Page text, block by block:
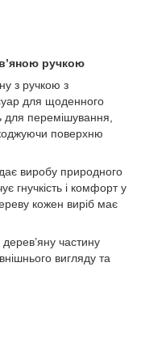
ручкою
з ручкою з
для щоденного
для перемішування,
поверхню
виробу природного
гнучкість і комфорт у
кожен виріб має
частину
вигляду та